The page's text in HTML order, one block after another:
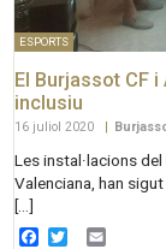
ESPORTS
El Burjassot CF
inclusiu
16 juliol 2020
Les instal·lacions
Valenciana, han
[…]
Facebook
Twitter